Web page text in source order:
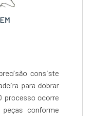
consiste
para dobrar
conforme